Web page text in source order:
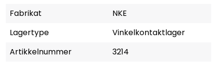
Fabrikat
NKE
Lagertype
Vinkelkontaktlager
Artikkelnummer
3214